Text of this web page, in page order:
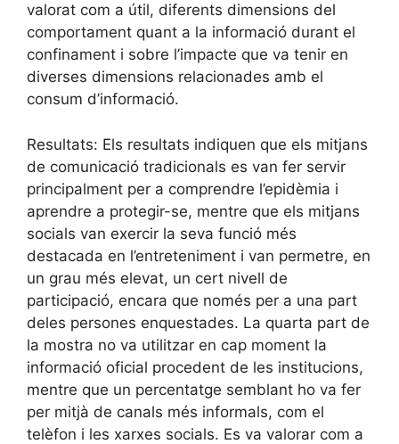
valorat com a útil, diferents dimensions del
comportament quant a la informació durant el
confinament i sobre l’impacte que va tenir en
diverses dimensions relacionades amb el
consum d’informació.
Resultats: Els resultats indiquen que els mitjans
de comunicació tradicionals es van fer servir
principalment per a comprendre l’epidèmia i
aprendre a protegir-se, mentre que els mitjans
socials van exercir la seva funció més
destacada en l’entreteniment i van permetre, en
un grau més elevat, un cert nivell de
participació, encara que només per a una part
deles persones enquestades. La quarta part de
la mostra no va utilitzar en cap moment la
informació oficial procedent de les institucions,
mentre que un percentatge semblant ho va fer
per mitjà de canals més informals, com el
telèfon i les xarxes socials. Es va valorar com a